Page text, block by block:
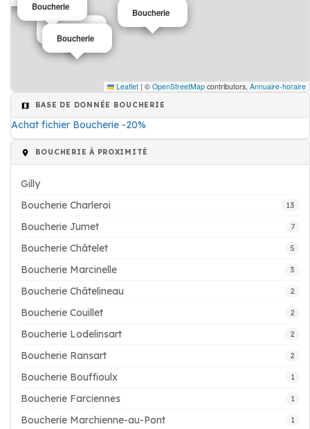
Boucherie
Boucherie
Boucherie
Leaflet | © OpenStreetMap contributors, Annuaire-horaire
BASE DE DONNÉE BOUCHERIE
Achat fichier Boucherie -20%
BOUCHERIE À PROXIMITÉ
Gilly
Boucherie Charleroi
13
Boucherie Jumet 7
Boucherie Châtelet 5
Boucherie Marcinelle 3
Boucherie Châtelineau 2
Boucherie Couillet 2
Boucherie Lodelinsart 2
Boucherie Ransart 2
Boucherie Bouffioulx 1
Boucherie Farciennes 1
Boucherie Marchienne-au-Pont 1